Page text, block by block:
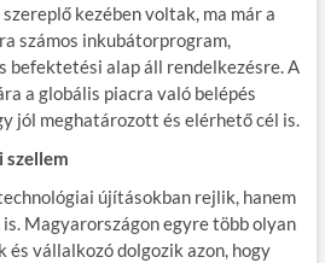
kezében voltak, ma már a
számos inkubátorprogram,
befektetési alap áll rendelkezésre. A
a globális piacra való belépés
jól meghatározott és elérhető cél is.
szellem
újításokban rejlik, hanem
Magyarországon egyre több olyan
és vállalkozó dolgozik azon, hogy